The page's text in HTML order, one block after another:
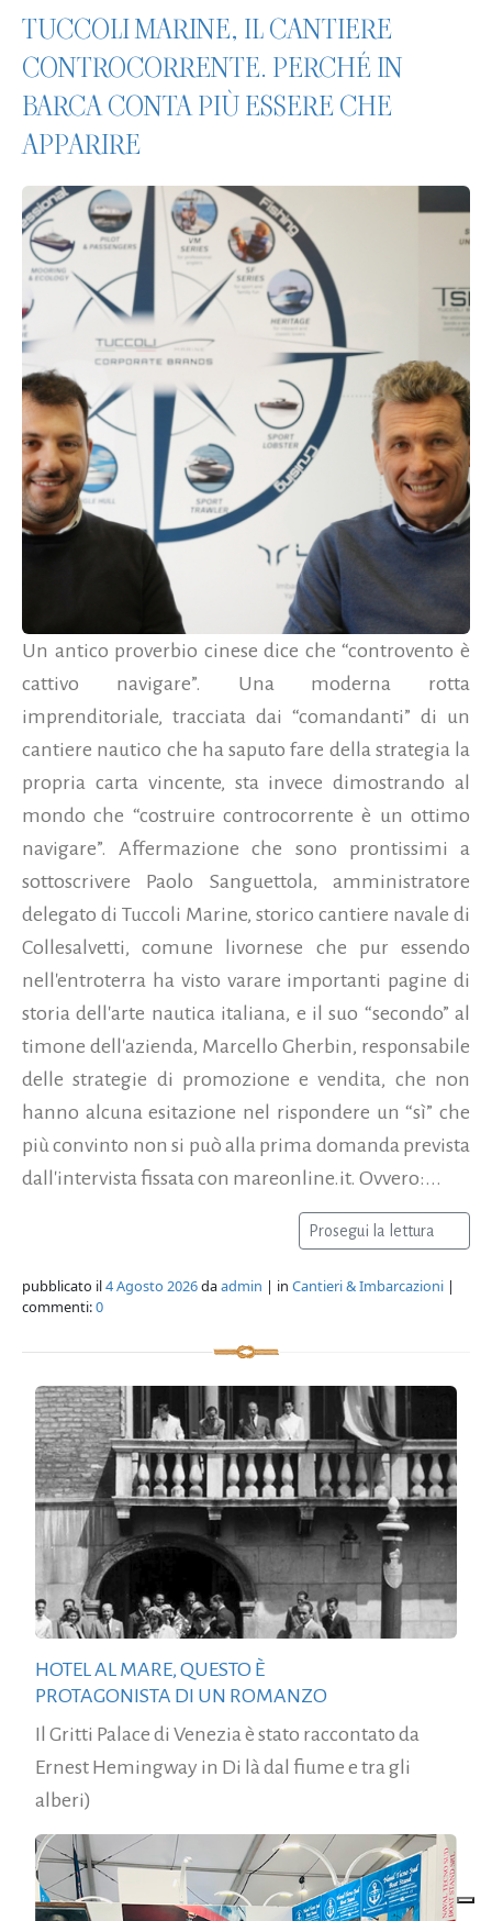
TUCCOLI MARINE, IL CANTIERE
CONTROCORRENTE. PERCHÉ IN
BARCA CONTA PIÙ ESSERE CHE
APPARIRE
Un antico proverbio cinese dice che “controvento è
cattivo navigare”. Una moderna rotta
imprenditoriale, tracciata dai “comandanti” di un
cantiere nautico che ha saputo fare della strategia la
propria carta vincente, sta invece dimostrando al
mondo che “costruire controcorrente è un ottimo
navigare”. Affermazione che sono prontissimi a
sottoscrivere Paolo Sanguettola, amministratore
delegato di Tuccoli Marine, storico cantiere navale di
Collesalvetti, comune livornese che pur essendo
nell'entroterra ha visto varare importanti pagine di
storia dell'arte nautica italiana, e il suo “secondo” al
timone dell'azienda, Marcello Gherbin, responsabile
delle strategie di promozione e vendita, che non
hanno alcuna esitazione nel rispondere un “sì” che
più convinto non si può alla prima domanda prevista
dall'intervista fissata con mareonline.it. Ovvero:...
Prosegui la lettura
pubblicato il4 Agosto 2026daadmin | in Cantieri & Imbarcazioni |
commenti:0
HOTEL AL MARE, QUESTO È
PROTAGONISTA DI UN ROMANZO
Il Gritti Palace di Venezia è stato raccontato da
Ernest Hemingway in Di là dal fiume e tra gli
alberi)